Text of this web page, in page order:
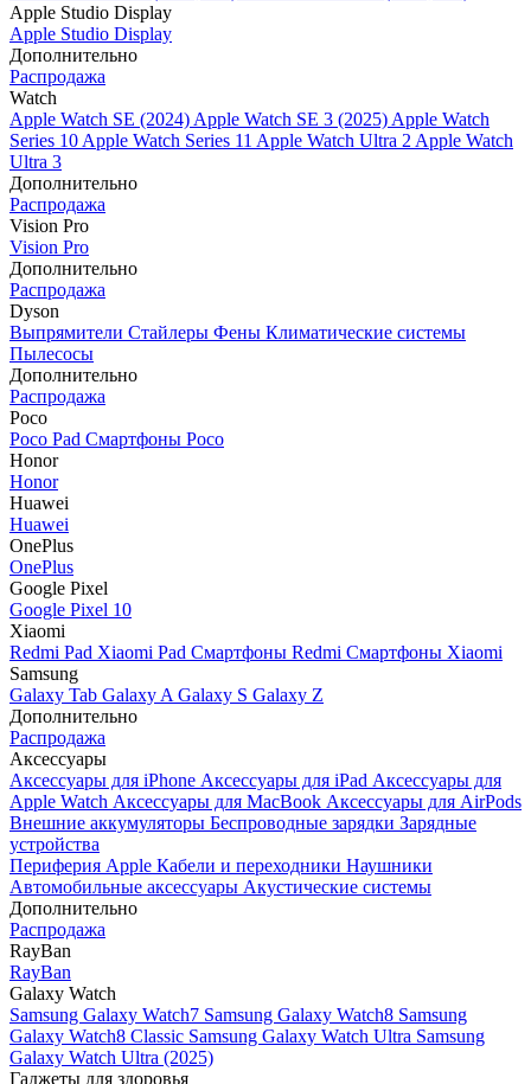
Apple Studio Display
Apple Studio Display
Дополнительно
Распродажа
Watch
Apple Watch SE (2024) Apple Watch SE 3 (2025) Apple Watch
Series 10 Apple Watch Series 11 Apple Watch Ultra 2 Apple Watch
Ultra 3
Дополнительно
Распродажа
Vision Pro
Vision Pro
Дополнительно
Распродажа
Dyson
Выпрямители Стайлеры Фены Климатические системы
Пылесосы
Дополнительно
Распродажа
Poco
Poco Pad Смартфоны Poco
Honor
Honor
Huawei
Huawei
OnePlus
OnePlus
Google Pixel
Google Pixel 10
Xiaomi
Redmi Pad Xiaomi Pad Смартфоны Redmi Смартфоны Xiaomi
Samsung
Galaxy Tab Galaxy A Galaxy S Galaxy Z
Дополнительно
Распродажа
Аксессуары
Аксессуары для iPhone Аксессуары для iPad Аксессуары для
Apple Watch Аксессуары для MacBook Аксессуары для AirPods
Внешние аккумуляторы Беспроводные зарядки Зарядные
устройства
Периферия Apple Кабели и переходники Наушники
Автомобильные аксессуары Акустические системы
Дополнительно
Распродажа
RayBan
RayBan
Galaxy Watch
Samsung Galaxy Watch7 Samsung Galaxy Watch8 Samsung
Galaxy Watch8 Classic Samsung Galaxy Watch Ultra Samsung
Galaxy Watch Ultra (2025)
Гаджеты для здоровья